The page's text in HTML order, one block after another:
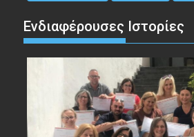
Ενδιαφέρουσες Ιστορίες